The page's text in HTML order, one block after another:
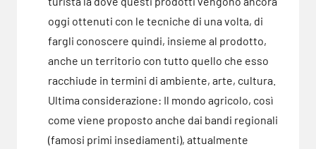
oggi ottenuti con le tecniche di una volta, di
fargli conoscere quindi, insieme al prodotto,
anche un territorio con tutto quello che esso
racchiude in termini di ambiente, arte, cultura.
Ultima considerazione: Il mondo agricolo, così
come viene proposto anche dai bandi regionali
(famosi primi insediamenti), attualmente